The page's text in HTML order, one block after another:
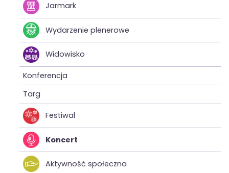
Jarmark
Wydarzenie plenerowe
Widowisko
Konferencja
Targ
Festiwal
Koncert
Aktywność społeczna